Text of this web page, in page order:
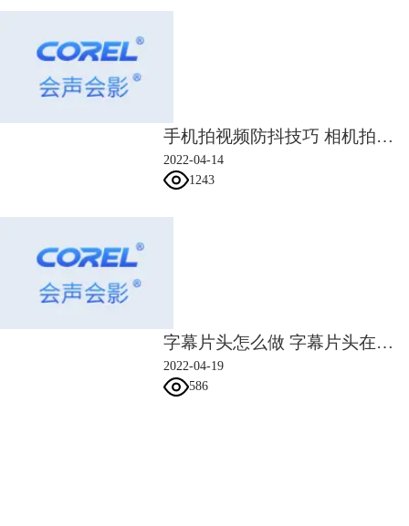
更多关于会声会影的使用技巧，请登录会声会影中文官网。
手机拍视频防抖技巧 相机拍视频怎么防抖
2022-04-14
1243
字幕片头怎么做 字幕片头在什么软件做
2022-04-19
586